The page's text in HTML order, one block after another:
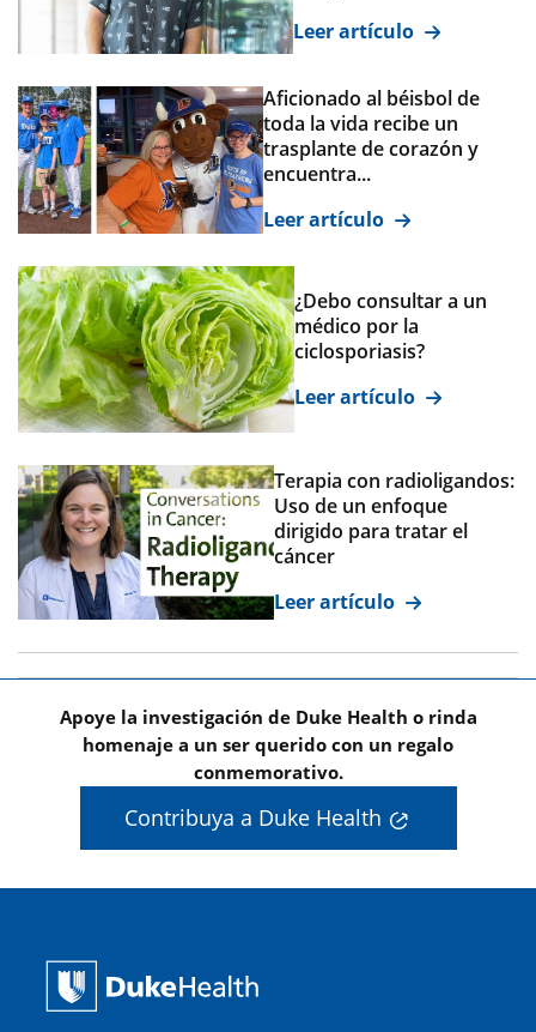
Leer artículo
Aficionado al béisbol de
toda la vida recibe un
trasplante de corazón y
encuentra...
Leer artículo
¿Debo consultar a un
médico por la
ciclosporiasis?
Leer artículo
Terapia con radioligandos:
Uso de un enfoque
dirigido para tratar el
cáncer
Leer artículo
Apoye la investigación de Duke Health o rinda
homenaje a un ser querido con un regalo
conmemorativo.
Contribuya a Duke Health